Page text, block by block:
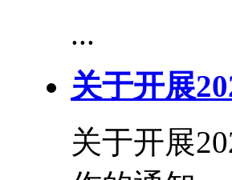
...
关于开展
关于开展